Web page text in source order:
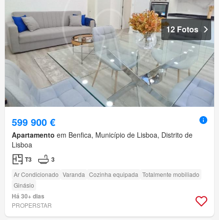
12 Fotos
599 900 €
Apartamento em Benfica, Município de Lisboa, Distrito de
Lisboa
T3 3
Ar Condicionado Varanda Cozinha equipada Totalmente mobiliado
Ginásio
Há 30+ dias
PROPERSTAR